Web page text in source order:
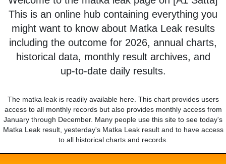
This is an online hub containing everything you
might want to know about Matka Leak results
including the outcome for 2026, annual charts,
historical data, monthly result archives, and
up-to-date daily results.
The matka leak is readily available here. This chart provides users
access to all monthly records but also provides monthly access from
January through December. Many people use this site to see today's
Matka Leak result, yesterday's Matka Leak result and to have access
to all historical charts and records.